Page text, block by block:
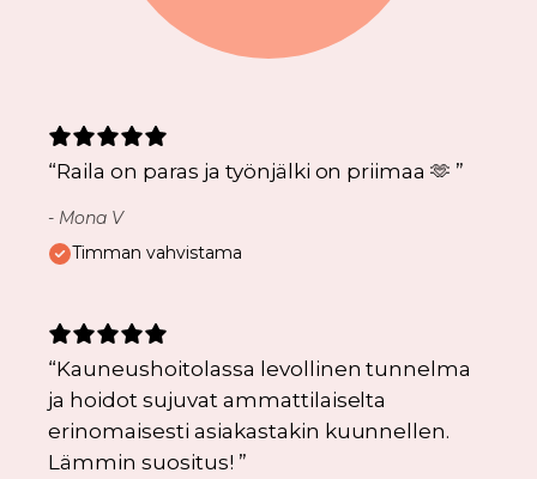
“Raila on paras ja työnjälki on priimaa 🫶 ”
- Mona V
Timman vahvistama
“Kauneushoitolassa levollinen tunnelma
ja hoidot sujuvat ammattilaiselta
erinomaisesti asiakastakin kuunnellen.
Lämmin suositus! ”